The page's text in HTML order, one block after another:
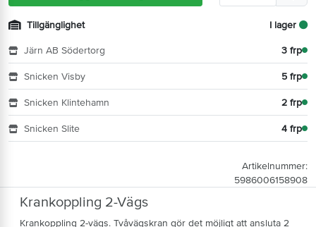
Krankoppling 2-Vägs
Krankoppling 2-vägs. Tvåvägskran gör det möjligt att ansluta 2
Tillgänglighet I lager
Järn AB Södertorg 3 frp
Snicken Visby 5 frp
Snicken Klintehamn 2 frp
Snicken Slite 4 frp
Artikelnummer:
5986006158908